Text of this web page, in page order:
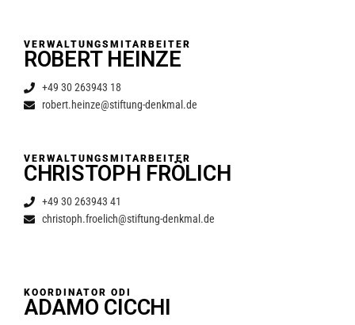
VERWALTUNGSMITARBEITER
ROBERT HEINZE
+49 30 263943 18
robert.heinze@stiftung-denkmal.de
VERWALTUNGSMITARBEITER
CHRISTOPH FRÖLICH
+49 30 263943 41
christoph.froelich@stiftung-denkmal.de
KOORDINATOR ODI
ADAMO CICCHI